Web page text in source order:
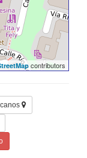
contributors